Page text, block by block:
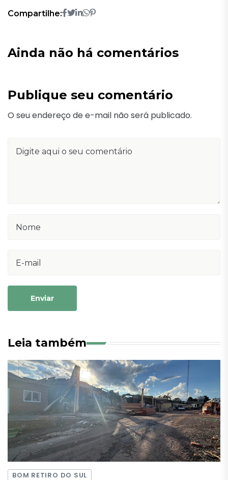
Compartilhe:
Ainda não há comentários
Publique seu comentário
O seu endereço de e-mail não será publicado.
Enviar
Leia também
BOM RETIRO DO SUL